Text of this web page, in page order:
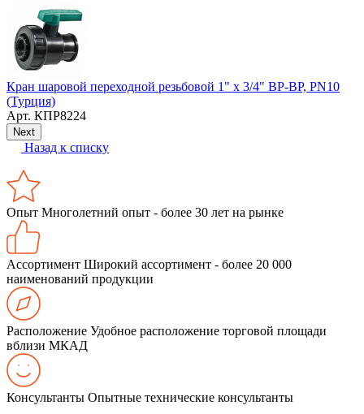
Кран шаровой переходной резьбовой 1" х 3/4" ВР-ВР, PN10
(Турция)
Арт. КПР8224
Next
Назад к списку
Опыт Многолетний опыт - более 30 лет на рынке
Ассортимент Широкий ассортимент - более 20 000
наименований продукции
Расположение Удобное расположение торговой площади
вблизи МКАД
Консультанты Опытные технические консультанты